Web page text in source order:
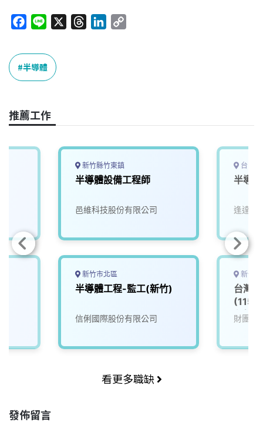
c
e
b
o
k
n
e
n
k
半導體
推薦工作
新竹縣竹東鎮
半導體設備工程師
邑維科技股份有限公司
新竹市北區
半導體工程-監工(新竹)
信俐國際股份有限公司
台中
半導
逢達能
新竹
台灣
(115-
程師_
財團法
看更多職缺
發佈留言